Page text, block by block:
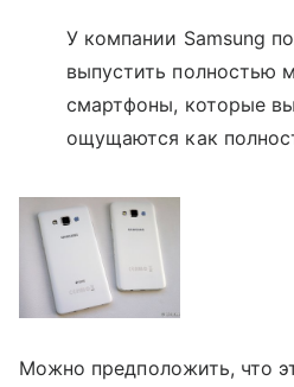
У компании Samsung
выпустить полностью
смартфоны, которые
ощущаются как
Можно предположить, что